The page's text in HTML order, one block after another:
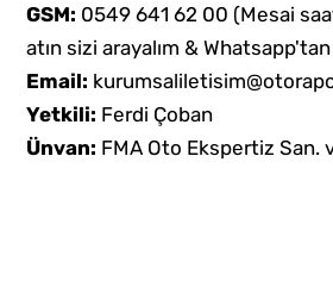
GSM: 0549 641 62 00 (Mesai
atın sizi arayalım &
Email:
Yetkili: Ferdi Çoban
Ünvan: FMA Oto Ekspertiz San.